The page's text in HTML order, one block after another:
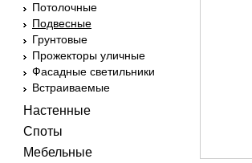
Потолочные
Подвесные
Грунтовые
Прожекторы уличные
Фасадные светильники
Встраиваемые
Настенные
Споты
Мебельные